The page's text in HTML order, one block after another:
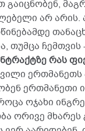
გაიცნობენ,
არ არის.
თუმცა
რას
ერთმანეთი
ოჯახი
ორივე მხარეს